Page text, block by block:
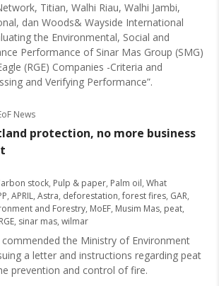
Titian, Walhi Riau, Walhi Jambi,
dan Woods& Wayside International
the Environmental, Social and
Performance of Sinar Mas Group (SMG)
(RGE) Companies -Criteria and
and Verifying Performance”.
News
protection, no more business
stock, Pulp & paper, Palm oil, What
, APRIL, Astra, deforestation, forest fires, GAR,
and Forestry, MoEF, Musim Mas, peat,
RGE, sinar mas, wilmar
the Ministry of Environment
a letter and instructions regarding peat
prevention and control of fire.